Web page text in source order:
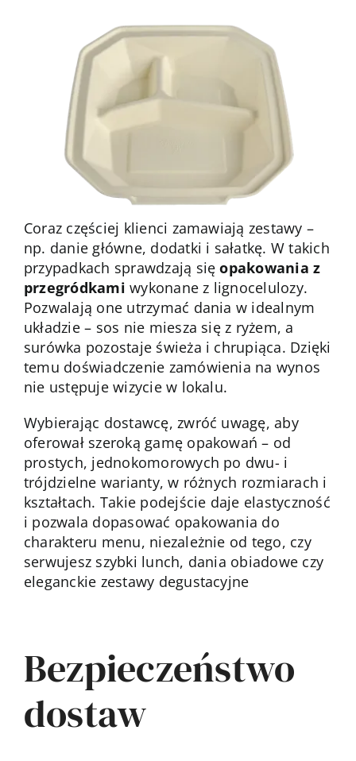
Coraz częściej klienci zamawiają zestawy –
np. danie główne, dodatki i sałatkę. W takich
przypadkach sprawdzają się opakowania z
przegródkami wykonane z lignocelulozy.
Pozwalają one utrzymać dania w idealnym
układzie – sos nie miesza się z ryżem, a
surówka pozostaje świeża i chrupiąca. Dzięki
temu doświadczenie zamówienia na wynos
nie ustępuje wizycie w lokalu.
Wybierając dostawcę, zwróć uwagę, aby
oferował szeroką gamę opakowań – od
prostych, jednokomorowych po dwu- i
trójdzielne warianty, w różnych rozmiarach i
kształtach. Takie podejście daje elastyczność
i pozwala dopasować opakowania do
charakteru menu, niezależnie od tego, czy
serwujesz szybki lunch, dania obiadowe czy
eleganckie zestawy degustacyjne
Bezpieczeństwo
dostaw